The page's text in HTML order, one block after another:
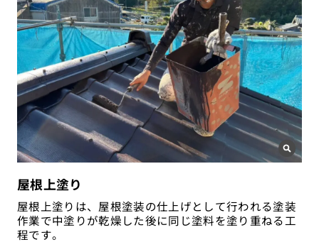
屋根上塗り
屋根上塗りは、屋根塗装の仕上げとして行われる塗装
作業で中塗りが乾燥した後に同じ塗料を塗り重ねる工
程です。